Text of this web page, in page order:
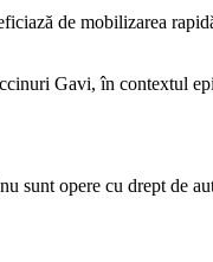
de mobilizarea
Gavi, în contextul
sunt opere cu drept de